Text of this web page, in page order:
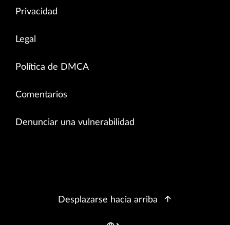
Privacidad
Legal
Política de DMCA
Comentarios
Denunciar una vulnerabilidad
Desplazarse hacia arriba